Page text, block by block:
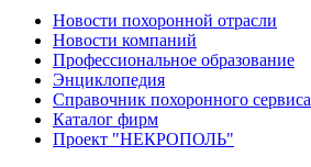
Новости похоронной отрасли
Новости компаний
Профессиональное образование
Энциклопедия
Справочник похоронного сервиса
Каталог фирм
Проект "НЕКРОПОЛЬ"